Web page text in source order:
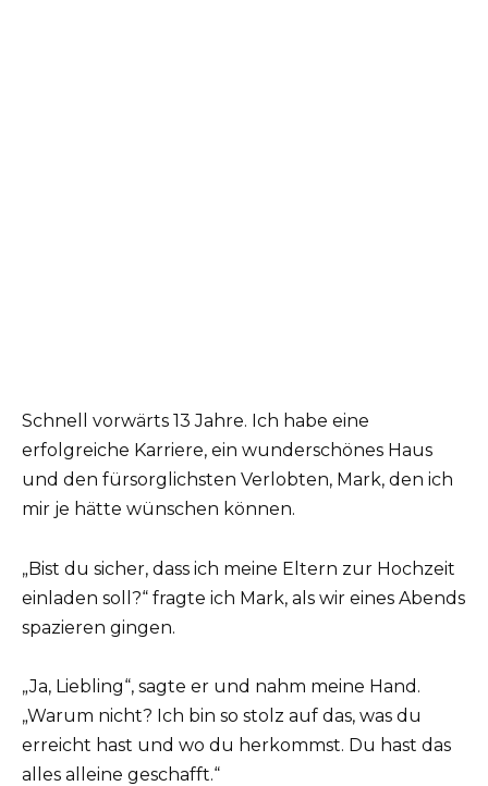
Schnell vorwärts 13 Jahre. Ich habe eine
erfolgreiche Karriere, ein wunderschönes Haus
und den fürsorglichsten Verlobten, Mark, den ich
mir je hätte wünschen können.
„Bist du sicher, dass ich meine Eltern zur Hochzeit
einladen soll?“ fragte ich Mark, als wir eines Abends
spazieren gingen.
„Ja, Liebling“, sagte er und nahm meine Hand.
„Warum nicht? Ich bin so stolz auf das, was du
erreicht hast und wo du herkommst. Du hast das
alles alleine geschafft.“